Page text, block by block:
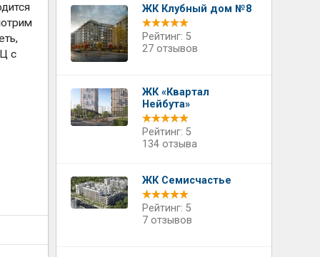
с
ЖК Клубный дом №8
Рейтинг: 5
27 отзывов
ЖК «Квартал
Нейбута»
Рейтинг: 5
134 отзыва
ЖК Семисчастье
Рейтинг: 5
7 отзывов